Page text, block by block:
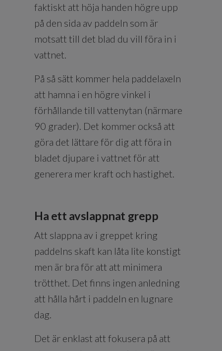
faktiskt att höja handen högre upp
på den sida av paddeln som är
motsatt till det blad du vill föra in i
vattnet.
På så sätt kommer hela paddelaxeln
att hamna i en högre vinkel i
förhållande till vattenytan (närmare
90 grader). Det kommer också att
göra det lättare för dig att föra in
bladet djupare i vattnet för att
generera mer kraft och hastighet.
Ha ett avslappnat grepp
Att slappna av i greppet kring
paddelns skaft kan låta lite konstigt
men är bra för att att minimera
trötthet. Det finns ingen anledning
att hålla hårt i paddeln en lugnare
dag.
Det är enklast att fokusera på att